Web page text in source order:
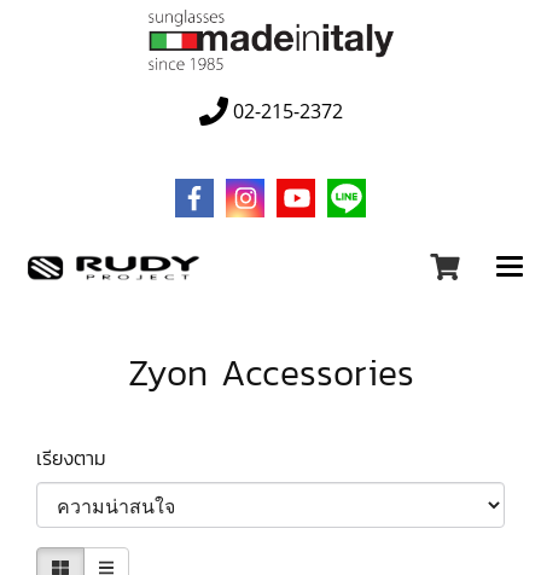
02-215-2372
Zyon Accessories
เรียงตาม